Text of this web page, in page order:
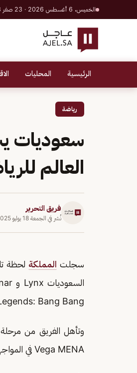
الخميس، 6 أغسطس 2026 · 23 صفر 1448 هـ
الرئيسية المحليات
رياضة
سعوديات
العالم
فريق التحرير
نُشر في الجمعة 18 يوليو 2025
سجلت المملكة
Bang Bang.
Vega MENA في المواجهة الحاسمة لبطاقة التأهل عن المجموعة الأولى.